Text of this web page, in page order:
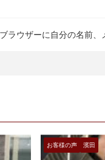
ラウザーに自分の名前、
お客様の声 濱田